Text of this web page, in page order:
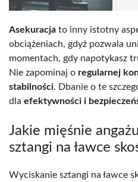
Asekuracja to inny istotny
obciążeniach, gdyż pozwala
momentach, gdy napotykasz
Nie zapominaj o regularnej
stabilności. Dbanie o te
dla efektywności i
Jakie mięśnie
sztangi na ławce
Wyciskanie sztangi na ławce